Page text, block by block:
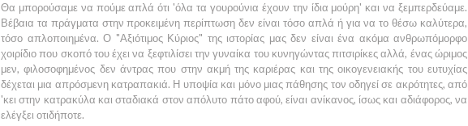
Θα μπορούσαμε να πούμε απλά ότι 'όλα τα γουρούνια έχουν την ίδια μούρη' και να ξεμπερδεύαμε.
Βέβαια τα πράγματα στην προκειμένη περίπτωση δεν είναι τόσο απλά ή για να το θέσω καλύτερα,
τόσο απλοποιημένα. Ο "Αξιότιμος Κύριος" της ιστορίας μας δεν είναι ένα ακόμα ανθρωπόμορφο
χοιρίδιο που σκοπό του έχει να ξεφτιλίσει την γυναίκα του κυνηγώντας πιτσιρίκες αλλά, ένας ώριμος
μεν, φιλοσοφημένος δεν άντρας που στην ακμή της καριέρας και της οικογενειακής του ευτυχίας
δέχεται μια απρόσμενη κατραπακιά. Η υποψία και μόνο μιας πάθησης τον οδηγεί σε ακρότητες, από
'κει στην κατρακύλα και σταδιακά στον απόλυτο πάτο αφού, είναι ανίκανος, ίσως και αδιάφορος, να
ελέγξει οτιδήποτε.